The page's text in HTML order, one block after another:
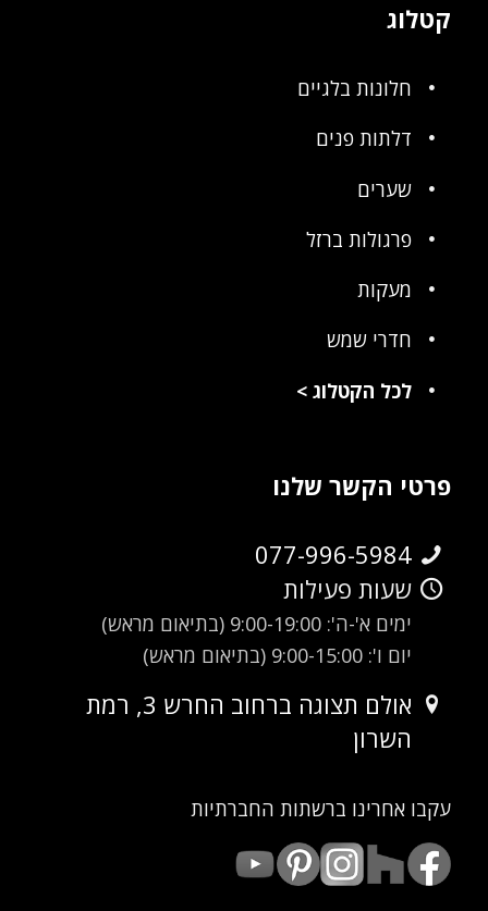
קטלוג
חלונות בלגיים
דלתות פנים
שערים
פרגולות ברזל
מעקות
חדרי שמש
לכל הקטלוג>
פרטי הקשר שלנו
077-996-5984
שעות פעילות
ימים א'-ה': 9:00-19:00 (בתיאום מראש)
יום ו': 9:00-15:00 (בתיאום מראש)
אולם תצוגה ברחוב החרש 3, רמת
השרון
עקבו אחרינו ברשתות החברתיות